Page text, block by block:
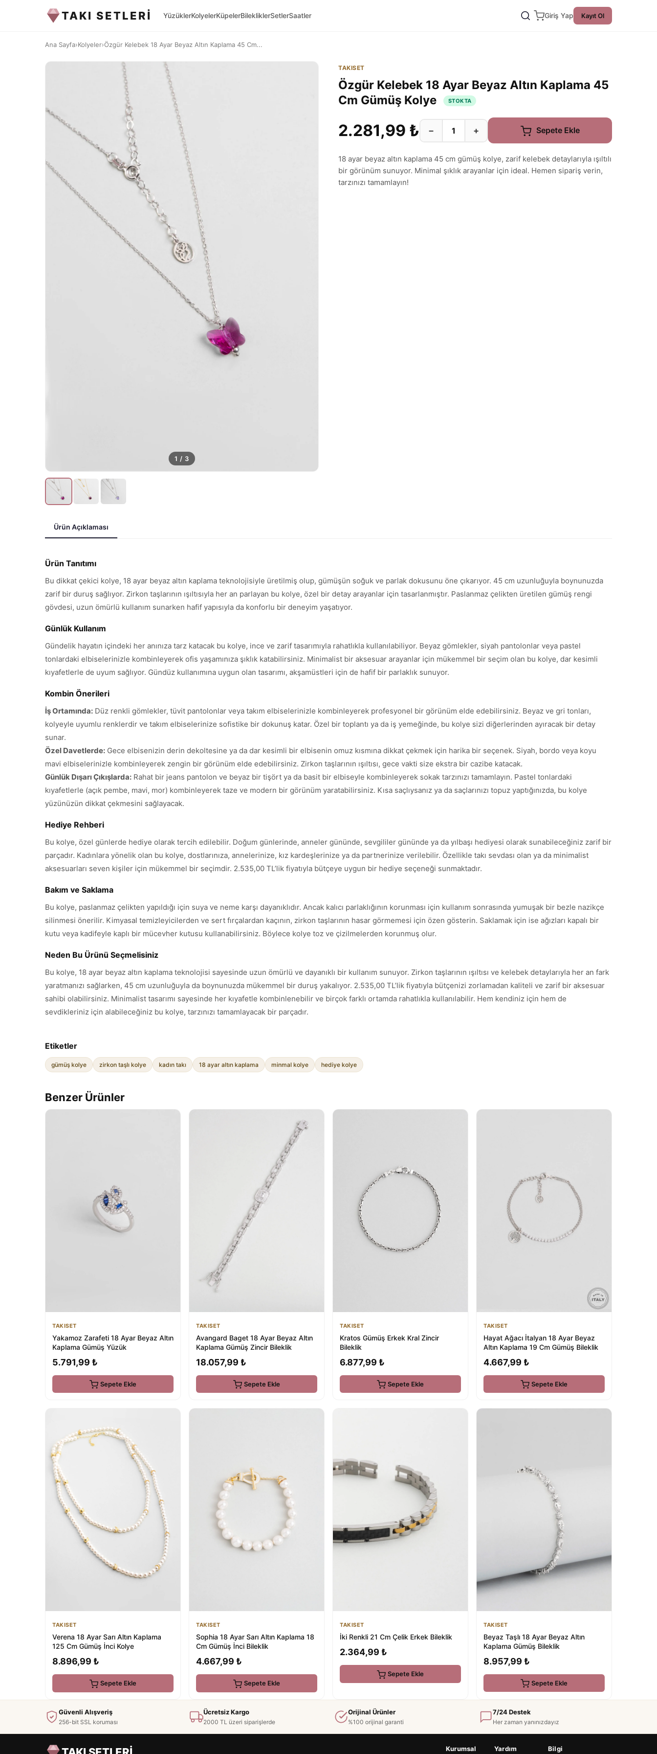
TAKI SETLERİ YüzüklerKolyelerKüpelerBilekliklerSetlerSaatler Giriş Yap Kayıt Ol
Ana Sayfa›Kolyeler›Özgür Kelebek 18 Ayar Beyaz Altın Kaplama 45 Cm...
1 / 3
TAKISET
Özgür Kelebek 18 Ayar Beyaz Altın Kaplama 45
Cm Gümüş Kolye
STOKTA
2.281,99 ₺ − + Sepete Ekle
18 ayar beyaz altın kaplama 45 cm gümüş kolye, zarif kelebek detaylarıyla ışıltılı
bir görünüm sunuyor. Minimal şıklık arayanlar için ideal. Hemen sipariş verin,
tarzınızı tamamlayın!
Ürün Açıklaması
Ürün Tanıtımı
Bu dikkat çekici kolye, 18 ayar beyaz altın kaplama teknolojisiyle üretilmiş olup, gümüşün soğuk ve parlak dokusunu öne çıkarıyor. 45 cm uzunluğuyla boynunuzda
zarif bir duruş sağlıyor. Zirkon taşlarının ışıltısıyla her an parlayan bu kolye, özel bir detay arayanlar için tasarlanmıştır. Paslanmaz çelikten üretilen gümüş rengi
gövdesi, uzun ömürlü kullanım sunarken hafif yapısıyla da konforlu bir deneyim yaşatıyor.
Günlük Kullanım
Gündelik hayatın içindeki her anınıza tarz katacak bu kolye, ince ve zarif tasarımıyla rahatlıkla kullanılabiliyor. Beyaz gömlekler, siyah pantolonlar veya pastel
tonlardaki elbiselerinizle kombinleyerek ofis yaşamınıza şıklık katabilirsiniz. Minimalist bir aksesuar arayanlar için mükemmel bir seçim olan bu kolye, dar kesimli
kıyafetlerle de uyum sağlıyor. Gündüz kullanımına uygun olan tasarımı, akşamüstleri için de hafif bir parlaklık sunuyor.
Kombin Önerileri
İş Ortamında: Düz renkli gömlekler, tüvit pantolonlar veya takım elbiselerinizle kombinleyerek profesyonel bir görünüm elde edebilirsiniz. Beyaz ve gri tonları,
kolyeyle uyumlu renklerdir ve takım elbiselerinize sofistike bir dokunuş katar. Özel bir toplantı ya da iş yemeğinde, bu kolye sizi diğerlerinden ayıracak bir detay
sunar.
Özel Davetlerde: Gece elbisenizin derin dekoltesine ya da dar kesimli bir elbisenin omuz kısmına dikkat çekmek için harika bir seçenek. Siyah, bordo veya koyu
mavi elbiselerinizle kombinleyerek zengin bir görünüm elde edebilirsiniz. Zirkon taşlarının ışıltısı, gece vakti size ekstra bir cazibe katacak.
Günlük Dışarı Çıkışlarda: Rahat bir jeans pantolon ve beyaz bir tişört ya da basit bir elbiseyle kombinleyerek sokak tarzınızı tamamlayın. Pastel tonlardaki
kıyafetlerle (açık pembe, mavi, mor) kombinleyerek taze ve modern bir görünüm yaratabilirsiniz. Kısa saçlıysanız ya da saçlarınızı topuz yaptığınızda, bu kolye
yüzünüzün dikkat çekmesini sağlayacak.
Hediye Rehberi
Bu kolye, özel günlerde hediye olarak tercih edilebilir. Doğum günlerinde, anneler gününde, sevgililer gününde ya da yılbaşı hediyesi olarak sunabileceğiniz zarif bir
parçadır. Kadınlara yönelik olan bu kolye, dostlarınıza, annelerinize, kız kardeşlerinize ya da partnerinize verilebilir. Özellikle takı sevdası olan ya da minimalist
aksesuarları seven kişiler için mükemmel bir seçimdir. 2.535,00 TL’lik fiyatıyla bütçeye uygun bir hediye seçeneği sunmaktadır.
Bakım ve Saklama
Bu kolye, paslanmaz çelikten yapıldığı için suya ve neme karşı dayanıklıdır. Ancak kalıcı parlaklığının korunması için kullanım sonrasında yumuşak bir bezle nazikçe
silinmesi önerilir. Kimyasal temizleyicilerden ve sert fırçalardan kaçının, zirkon taşlarının hasar görmemesi için özen gösterin. Saklamak için ise ağızları kapalı bir
kutu veya kadifeyle kaplı bir mücevher kutusu kullanabilirsiniz. Böylece kolye toz ve çizilmelerden korunmuş olur.
Neden Bu Ürünü Seçmelisiniz
Bu kolye, 18 ayar beyaz altın kaplama teknolojisi sayesinde uzun ömürlü ve dayanıklı bir kullanım sunuyor. Zirkon taşlarının ışıltısı ve kelebek detaylarıyla her an fark
yaratmanızı sağlarken, 45 cm uzunluğuyla da boynunuzda mükemmel bir duruş yakalıyor. 2.535,00 TL’lik fiyatıyla bütçenizi zorlamadan kaliteli ve zarif bir aksesuar
sahibi olabilirsiniz. Minimalist tasarımı sayesinde her kıyafetle kombinlenebilir ve birçok farklı ortamda rahatlıkla kullanılabilir. Hem kendiniz için hem de
sevdikleriniz için alabileceğiniz bu kolye, tarzınızı tamamlayacak bir parçadır.
Etiketler
gümüş kolye zirkon taşlı kolye kadın takı 18 ayar altın kaplama minmal kolye hediye kolye
Benzer Ürünler
TAKISET
Yakamoz Zarafeti 18 Ayar Beyaz Altın
Kaplama Gümüş Yüzük
5.791,99 ₺
Sepete Ekle
TAKISET
Avangard Baget 18 Ayar Beyaz Altın
Kaplama Gümüş Zincir Bileklik
18.057,99 ₺
Sepete Ekle
TAKISET
Kratos Gümüş Erkek Kral Zincir
Bileklik
6.877,99 ₺
Sepete Ekle
TAKISET
Hayat Ağacı İtalyan 18 Ayar Beyaz
Altın Kaplama 19 Cm Gümüş Bileklik
4.667,99 ₺
Sepete Ekle
TAKISET
Verena 18 Ayar Sarı Altın Kaplama
125 Cm Gümüş İnci Kolye
8.896,99 ₺
Sepete Ekle
TAKISET
Sophia 18 Ayar Sarı Altın Kaplama 18
Cm Gümüş İnci Bileklik
4.667,99 ₺
Sepete Ekle
TAKISET
İki Renkli 21 Cm Çelik Erkek Bileklik
2.364,99 ₺
Sepete Ekle
TAKISET
Beyaz Taşlı 18 Ayar Beyaz Altın
Kaplama Gümüş Bileklik
8.957,99 ₺
Sepete Ekle
Güvenli Alışveriş
256-bit SSL koruması
Ücretsiz Kargo
2000 TL üzeri siparişlerde
Orijinal Ürünler
%100 orijinal garanti
7/24 Destek
Her zaman yanınızdayız
Kurumsal Yardım Bilgi